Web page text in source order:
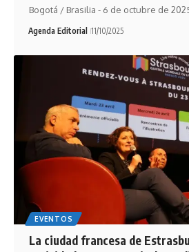
Bogotá / Brasilia - 6 de octubre de
Agenda Editorial 11/10/2025
EVENTOS
La ciudad francesa de